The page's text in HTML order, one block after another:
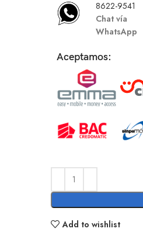
8622-9541
Chat vía
WhatsApp
Aceptamos:
Add to wishlist